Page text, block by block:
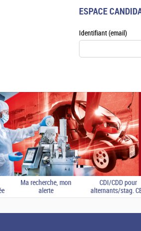
ESPACE
Identifiant (email)
Ma recherche, mon
alerte
CDI/CDD pour
alternants/stag.